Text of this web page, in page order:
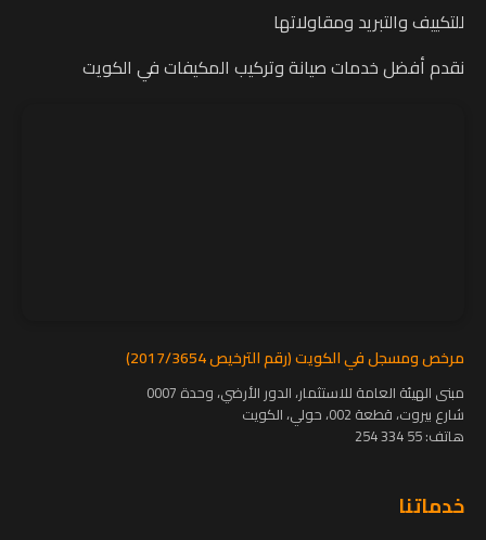
للتكييف والتبريد ومقاولاتها
نقدم أفضل خدمات صيانة وتركيب المكيفات في الكويت
مرخص ومسجل في الكويت (رقم الترخيص 2017/3654)
مبنى الهيئة العامة للاستثمار، الدور الأرضي، وحدة 0007
شارع بيروت، قطعة 002، حولي، الكويت
هاتف:55 334 254
خدماتنا